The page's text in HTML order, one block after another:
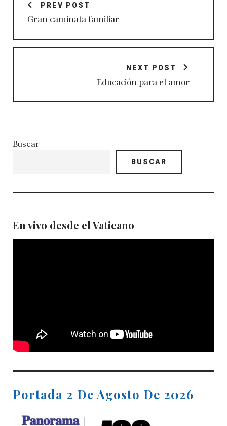
entradasPREV POST
Gran caminata familiar
NEXT POST
Educación para el amor
Buscar
BUSCAR
En vivo desde el Vaticano
Portada 2 De Agosto De 2026